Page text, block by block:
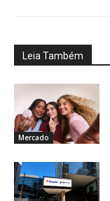
Leia Também
Mercado